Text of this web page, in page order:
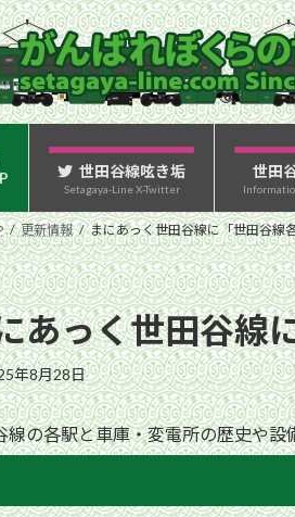
世田谷線呟き垢
Setagaya-Line X-Twitter
世田
更新情報 まにあっく世田谷線に「世田谷線
あっく世田谷線
年8月28日
線の各駅と車庫・変電所の歴史や設